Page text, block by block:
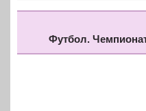
Футбол.